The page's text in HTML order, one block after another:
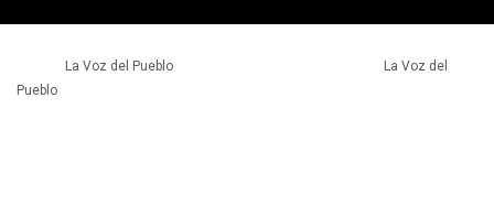
La Voz del Pueblo
La Voz del
Pueblo